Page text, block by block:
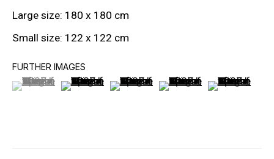
ПОДПИШИТЕСЬ И ПОЛУЧАЙТЕ
НОВОСТИ ГАЛЕРЕИ
Large size: 180 x 180 cm
Small size: 122 x 122 cm
FURTHER IMAGES
(View a larger image of thumbnail 1 )
, currently selected.
, currently selected.
, currently selected.(View a larger image of thumbnail 2 )
(View a larger image of thumbnail
(View a larger image of
(View a